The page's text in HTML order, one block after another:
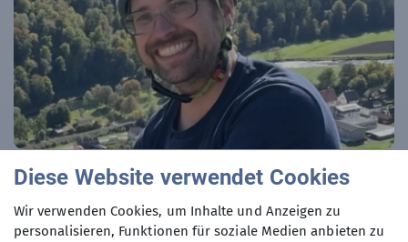
stefan.kotula@alpinclub-berlin.de
Diese Website verwendet Cookies
Wir verwenden Cookies, um Inhalte und Anzeigen zu
personalisieren, Funktionen für soziale Medien anbieten zu